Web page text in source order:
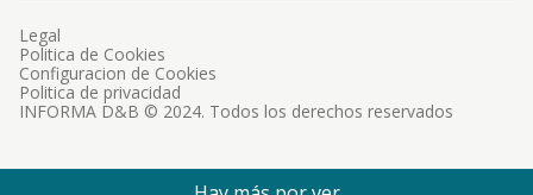
INFORMA D&B © 2024. Todos los derechos reservados
Legal
Politica de Cookies
Configuracion de Cookies
Politica de privacidad